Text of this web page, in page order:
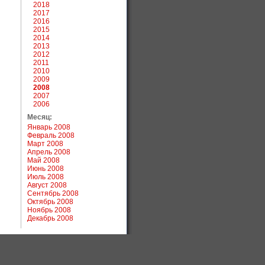
2018
2017
2016
2015
2014
2013
2012
2011
2010
2009
2008
2007
2006
Месяц:
Январь 2008
Февраль 2008
Март 2008
Апрель 2008
Май 2008
Июнь 2008
Июль 2008
Август 2008
Сентябрь 2008
Октябрь 2008
Ноябрь 2008
Декабрь 2008